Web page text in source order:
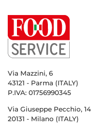
Via Mazzini, 6
43121 - Parma (ITALY)
P.IVA: 01756990345
Via Giuseppe Pecchio, 14
20131 - Milano (ITALY)